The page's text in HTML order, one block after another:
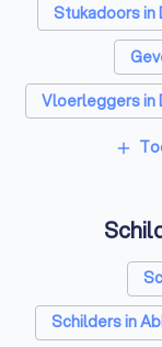
Stukadoors in
Vloerleggers in
add
Schilders in